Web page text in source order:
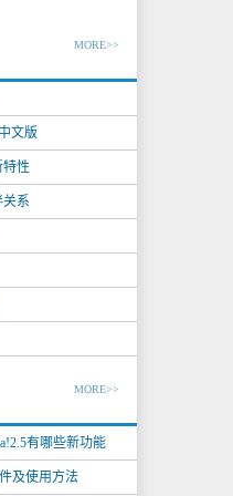
MORE>>
文版
特性
系
MORE>>
有哪些新功能
及使用方法